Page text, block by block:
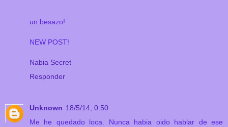
un besazo!
NEW POST!
Nabia Secret
Responder
Unknown 18/5/14, 0:50
Me he quedado loca. Nunca habia oido hablar de ese